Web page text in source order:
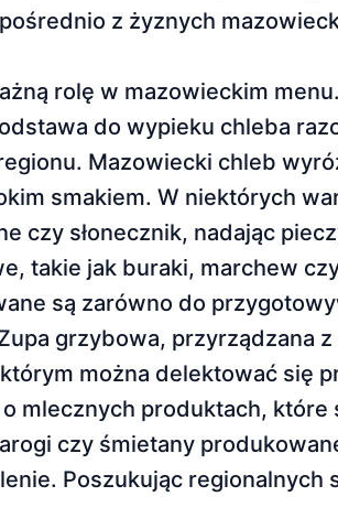
z żyznych
rolę w mazowieckim
do wypieku chleba
Mazowiecki chleb
smakiem. W niektórych
czy słonecznik, nadając
takie jak buraki, marchew
są zarówno do
grzybowa, przyrządzana
można delektować się
mlecznych produktach,
czy śmietany
Poszukując